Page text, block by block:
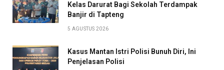
Kelas Darurat Bagi Sekolah Terdampak
Banjir di Tapteng
5 AGUSTUS 2026
Kasus Mantan Istri Polisi Bunuh Diri, Ini
Penjelasan Polisi